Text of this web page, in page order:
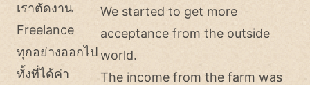
เราตัดงาน
Freelance
ทุกอย่างออกไป
ทั้งที่ได้ค่า
We started to get more
acceptance from the outside
world.
The income from the farm was